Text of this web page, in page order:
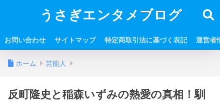
うさぎエンタメブログ
お問い合わせ サイトマップ 特定商取引法に基づく表記 運営者
ホーム 芸能人
反町隆史と稲森いずみの熱愛の真相！馴